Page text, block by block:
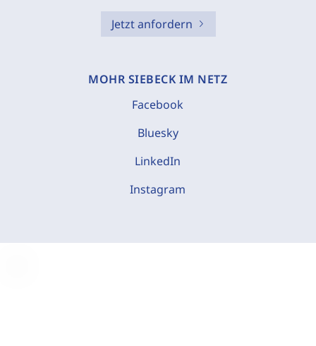
Jetzt anfordern
MOHR SIEBECK IM NETZ
Facebook
Bluesky
LinkedIn
Instagram